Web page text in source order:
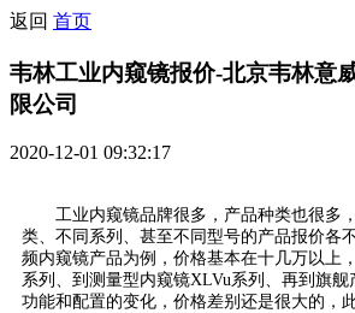
返回 首页
韦林工业内窥镜报价-北京韦林意
限公司
2020-12-01 09:32:17
工业内窥镜品牌很多，产品种类也很多
类、不同系列、甚至不同型号的产品报价各
频内窥镜产品为例，价格基本在十几万以上
系列、到测量型内窥镜XLVu系列、再到旗
功能和配置的变化，价格差别还是很大的，